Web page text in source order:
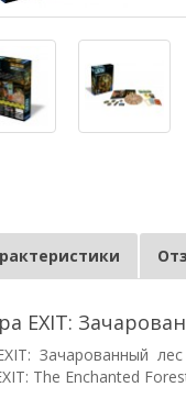
EXIT:
Зачарованный
The Enchanted